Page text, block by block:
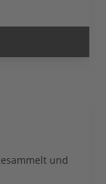
und